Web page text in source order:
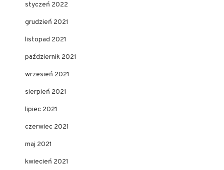
styczeń 2022
grudzień 2021
listopad 2021
październik 2021
wrzesień 2021
sierpień 2021
lipiec 2021
czerwiec 2021
maj 2021
kwiecień 2021